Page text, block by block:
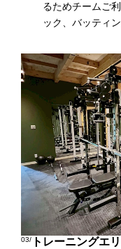
るためチームご
ック、バッティ
03/ トレーニングエ